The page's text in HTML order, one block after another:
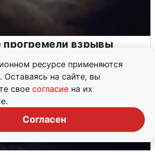
ресурсе применяются
на сайте, вы
свое согласие на их
Согласен
взрывы